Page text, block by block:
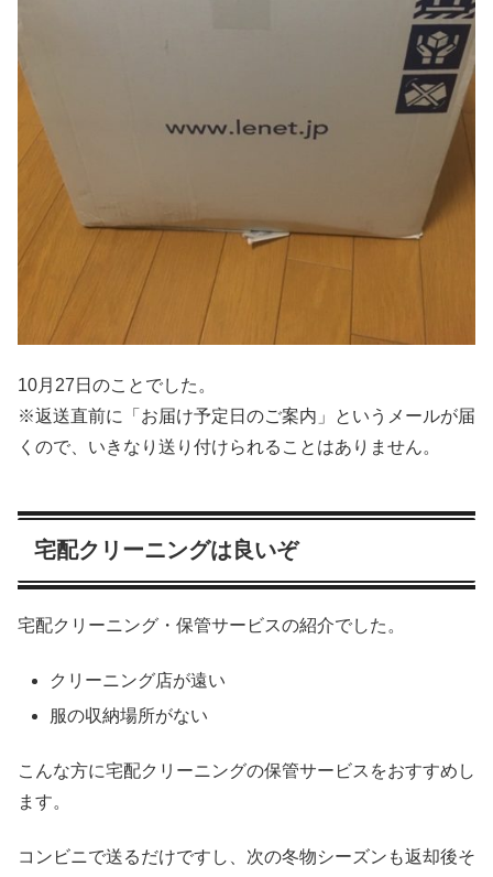
10月27日のことでした。
※返送直前に「お届け予定日のご案内」というメールが届
くので、いきなり送り付けられることはありません。
宅配クリーニングは良いぞ
宅配クリーニング・保管サービスの紹介でした。
クリーニング店が遠い
服の収納場所がない
こんな方に宅配クリーニングの保管サービスをおすすめし
ます。
コンビニで送るだけですし、次の冬物シーズンも返却後そ